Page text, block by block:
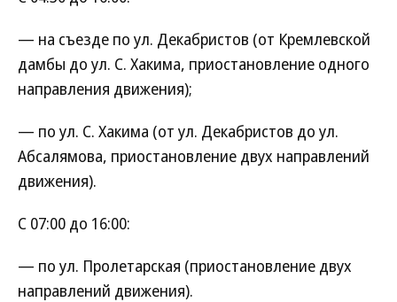
— на съезде по ул. Декабристов (от Кремлевской
дамбы до ул. С. Хакима, приостановление одного
направления движения);
— по ул. С. Хакима (от ул. Декабристов до ул.
Абсалямова, приостановление двух направлений
движения).
С 07:00 до 16:00:
— по ул. Пролетарская (приостановление двух
направлений движения).